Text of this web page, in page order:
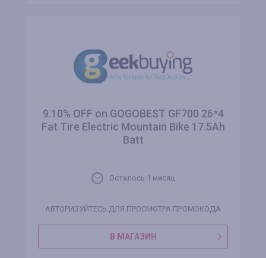
9.10% OFF on GOGOBEST GF700 26*4
Fat Tire Electric Mountain Bike 17.5Ah
Batt
Осталось 1 месяц
АВТОРИЗУЙТЕСЬ ДЛЯ ПРОСМОТРА ПРОМОКОДА
В МАГАЗИН